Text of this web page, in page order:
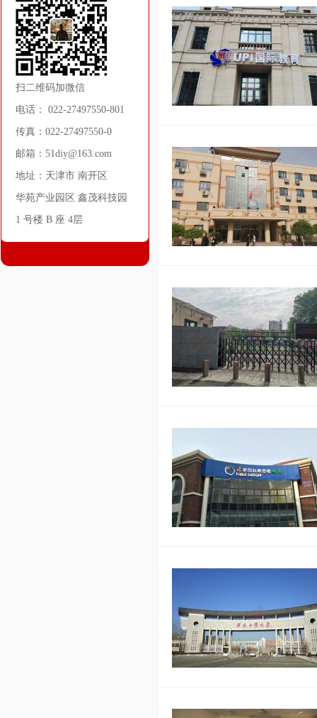
扫二维码加微信
电话： 022-27497550-801
传真：022-27497550-0
邮箱：51diy@163.com
地址：天津市 南开区
华苑产业园区 鑫茂科技园
1 号楼 B 座 4层